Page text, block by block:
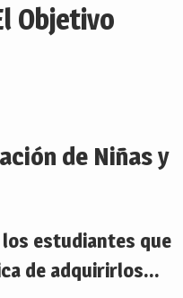
Objetivo
de Niñas y
estudiantes que
de adquirirlos…